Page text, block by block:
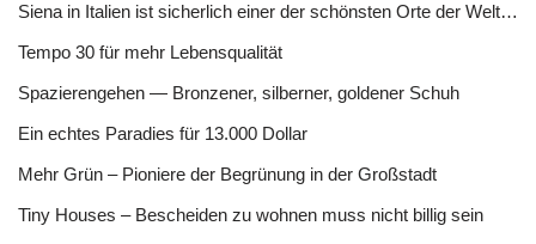
Siena in Italien ist sicherlich einer der schönsten Orte der Welt…
Tempo 30 für mehr Lebensqualität
Spazierengehen — Bronzener, silberner, goldener Schuh
Ein echtes Paradies für 13.000 Dollar
Mehr Grün – Pioniere der Begrünung in der Großstadt
Tiny Houses – Bescheiden zu wohnen muss nicht billig sein